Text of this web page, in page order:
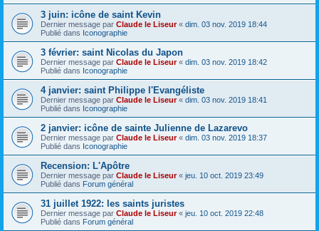
3 juin: icône de saint Kevin
Dernier message par Claude le Liseur« dim. 03 nov. 2019 18:44
Publié dans Iconographie
3 février: saint Nicolas du Japon
Dernier message par Claude le Liseur« dim. 03 nov. 2019 18:42
Publié dans Iconographie
4 janvier: saint Philippe l'Evangéliste
Dernier message par Claude le Liseur« dim. 03 nov. 2019 18:41
Publié dans Iconographie
2 janvier: icône de sainte Julienne de Lazarevo
Dernier message par Claude le Liseur« dim. 03 nov. 2019 18:37
Publié dans Iconographie
Recension: L'Apôtre
Dernier message par Claude le Liseur« jeu. 10 oct. 2019 23:49
Publié dans Forum général
31 juillet 1922: les saints juristes
Dernier message par Claude le Liseur« jeu. 10 oct. 2019 22:48
Publié dans Forum général